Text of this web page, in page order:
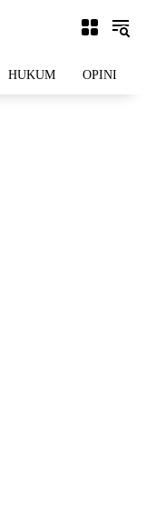
HUKUM OPINI